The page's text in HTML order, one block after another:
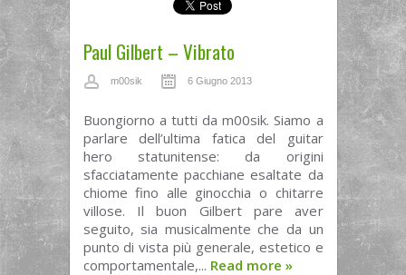
Paul Gilbert – Vibrato
m00sik 6 Giugno 2013
Buongiorno a tutti da m00sik. Siamo a
parlare dell’ultima fatica del guitar
hero statunitense: da origini
sfacciatamente pacchiane esaltate da
chiome fino alle ginocchia o chitarre
villose. Il buon Gilbert pare aver
seguito, sia musicalmente che da un
punto di vista più generale, estetico e
comportamentale,... Read more »